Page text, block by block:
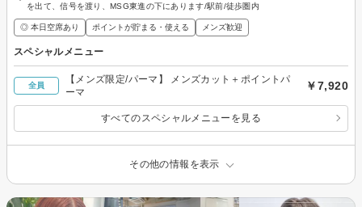
を出て、信号を渡り、MSG東進の下にあります/駅前/徒歩圏内
◎ 本日空席あり ポイントが貯まる・使える メンズ歓迎
スペシャルメニュー
全員
【メンズ限定/パーマ】 メンズカット＋ポイントパ
ーマ
￥7,920
すべてのスペシャルメニューを見る
その他の情報を表示